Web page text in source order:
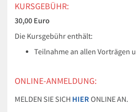
KURSGEBÜHR:
30,00 Euro
Die Kursgebühr enthält:
Teilnahme an allen Vorträgen
ONLINE-ANMELDUNG:
MELDEN SIE SICH HIER ONLINE AN.